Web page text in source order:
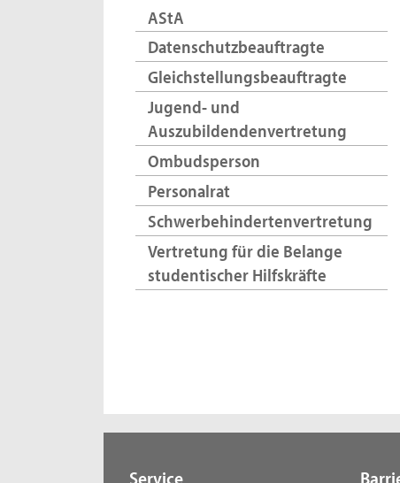
AStA
Datenschutzbeauftragte
Gleichstellungsbeauftragte
Jugend- und
Auszubildendenvertretung
Ombudsperson
Personalrat
Schwerbehindertenvertretung
Vertretung für die Belange
studentischer Hilfskräfte
Service